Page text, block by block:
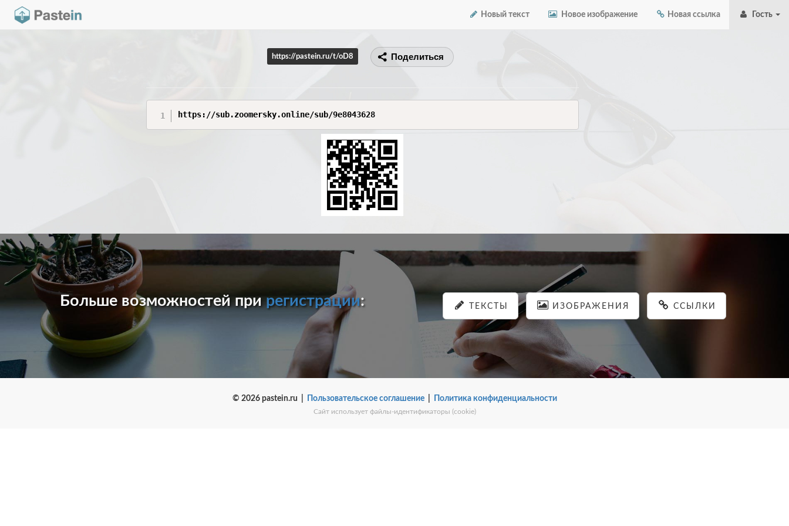
Новый текст Новое изображение Новая ссылка Гость
https://pastein.ru/t/oD8 Поделиться
https://sub.zoomersky.online/sub/9e8043628
Больше возможностей прирегистрации: ТЕКСТЫ ИЗОБРАЖЕНИЯ ССЫЛКИ
© 2026 pastein.ru | Пользовательское соглашение| Политика конфиденциальности
Сайт использует файлы-идентификаторы (cookie)